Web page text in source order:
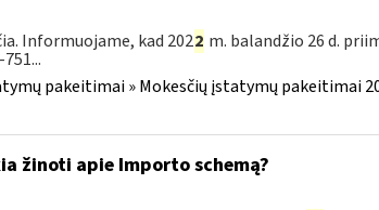
Informuojame, kad 2022 m. balandžio 26 d.
pakeitimai » Mokesčių įstatymų pakeitimai
žinoti apie Importo schemą?